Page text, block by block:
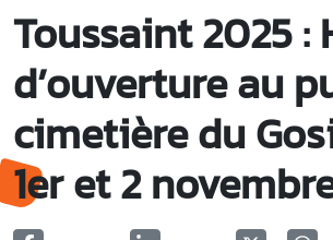
Toussaint 2025 :
d’ouverture au
cimetière du
1er et 2